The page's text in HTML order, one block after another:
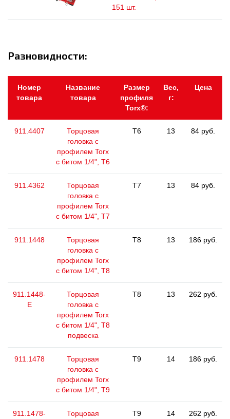
151 шт.
Разновидности:
Номер
товара
Название
товара
Размер
профиля
Torx®:
Вес,
г:
Цена
911.4407
Торцовая
головка с
профилем Torx
с битом 1/4", T6
T6 13 84 руб.
911.4362
Торцовая
головка с
профилем Torx
с битом 1/4", T7
T7 13 84 руб.
911.1448
Торцовая
головка с
профилем Torx
с битом 1/4", T8
T8 13 186 руб.
911.1448-
E
Торцовая
головка с
профилем Torx
с битом 1/4", T8
подвеска
T8 13 262 руб.
911.1478
Торцовая
головка с
профилем Torx
с битом 1/4", T9
T9 14 186 руб.
911.1478-
Торцовая
T9 14 262 руб.